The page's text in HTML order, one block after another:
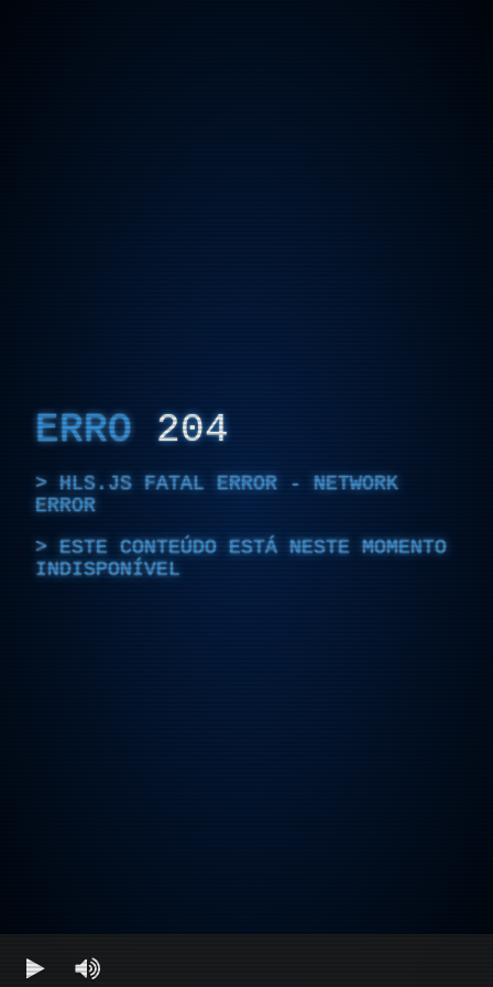
ERRO 204
HLS.JS FATAL ERROR - NETWORK
ERROR
ESTE CONTEÚDO ESTÁ NESTE MOMENTO
INDISPONÍVEL